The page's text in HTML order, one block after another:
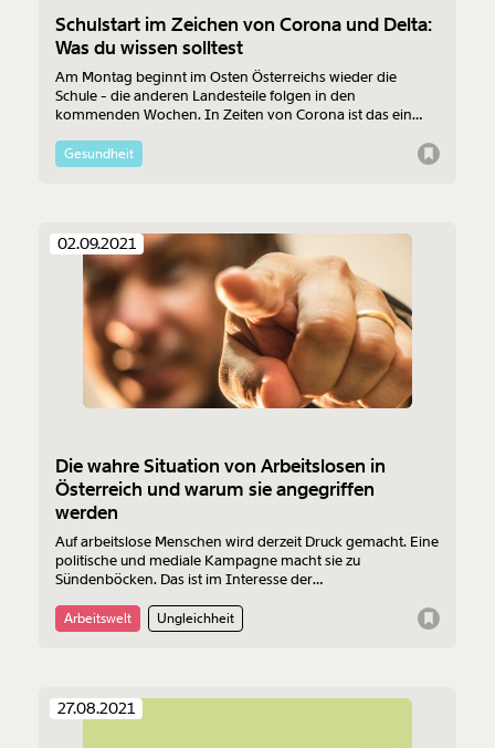
Schulstart im Zeichen von Corona und Delta:
Was du wissen solltest
Am Montag beginnt im Osten Österreichs wieder die
Schule - die anderen Landesteile folgen in den
kommenden Wochen. In Zeiten von Corona ist das ein
mehr.
Gesundheit
02.09.2021
Die wahre Situation von Arbeitslosen in
Österreich und warum sie angegriffen
werden
Auf arbeitslose Menschen wird derzeit Druck gemacht. Eine
politische und mediale Kampagne macht sie zu
Sündenböcken. Das ist im Interesse der
Menschen zum Vorwurf gemacht wurde, war nicht immer
so - und es muss nicht so bleiben.
Arbeitswelt Ungleichheit
27.08.2021